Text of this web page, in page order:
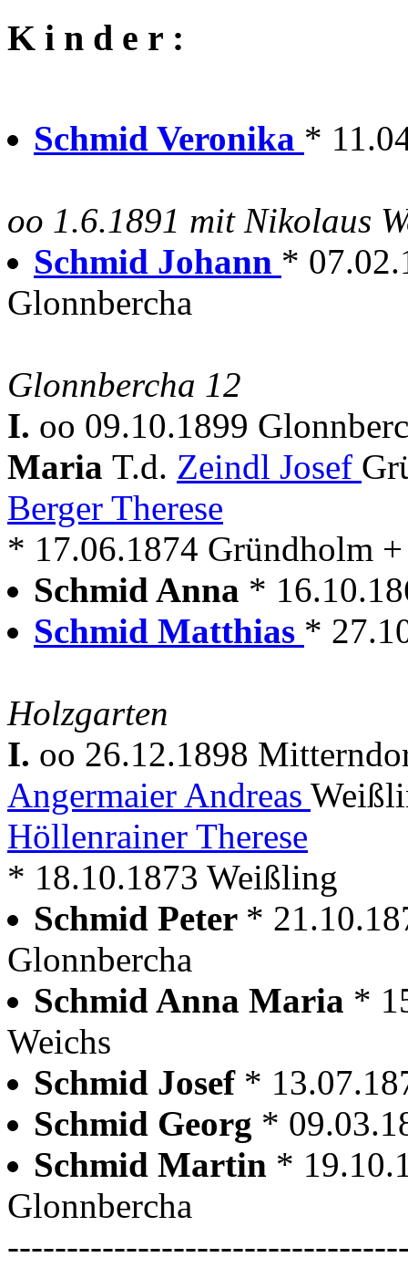
K i n d e r :
Schmid Veronika *
oo 1.6.1891 mit Nikolaus
Schmid Johann *
Glonnbercha
Glonnbercha 12
I. oo 09.10.1899
Maria T.d. Zeindl Josef
Berger Therese
* 17.06.1874 Gründholm
Schmid Anna *
Schmid Matthias *
Holzgarten
I. oo 26.12.1898
Angermaier Andreas
Höllenrainer Therese
* 18.10.1873 Weißling
Schmid Peter *
Glonnbercha
Schmid Anna Maria *
Weichs
Schmid Josef *
Schmid Georg *
Schmid Martin *
Glonnbercha